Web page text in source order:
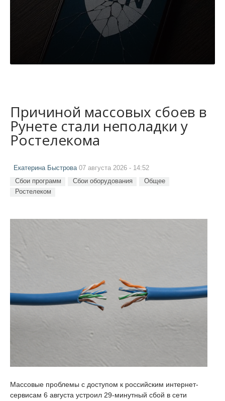
Причиной массовых сбоев в
Рунете стали неполадки у
Ростелекома
Екатерина Быстрова 07 августа 2026 - 14:52
Сбои программ Сбои оборудования
Общее
Ростелеком
Массовые проблемы с доступом к российским интернет-
сервисам 6 августа устроил 29-минутный сбой в сети